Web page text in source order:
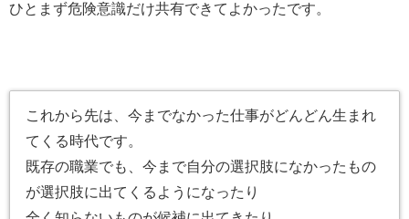
ひとまず危険意識だけ共有できてよかったです。
これから先は、今までなかった仕事がどんどん生まれ
てくる時代です。
既存の職業でも、今まで自分の選択肢になかったもの
が選択肢に出てくるようになったり